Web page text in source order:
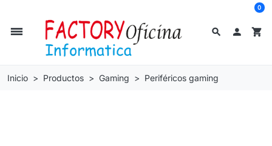
search
dehaze  shopping_cart
0
Inicio Productos Gaming Periféricos gaming